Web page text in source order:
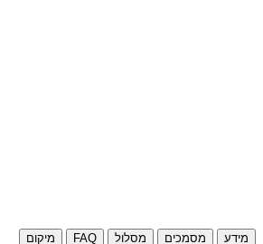
מידע מסמכים מסלול FAQ מיקום